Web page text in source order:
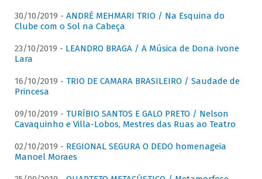
30/10/2019 - ANDRÉ MEHMARI TRIO / Na Esquina do
Clube com o Sol na Cabeça
23/10/2019 - LEANDRO BRAGA / A Música de Dona Ivone
Lara
16/10/2019 - TRIO DE CAMARA BRASILEIRO / Saudade de
Princesa
09/10/2019 - TURÍBIO SANTOS E GALO PRETO / Nelson
Cavaquinho e Villa-Lobos, Mestres das Ruas ao Teatro
02/10/2019 - REGIONAL SEGURA O DEDO homenageia
Manoel Moraes